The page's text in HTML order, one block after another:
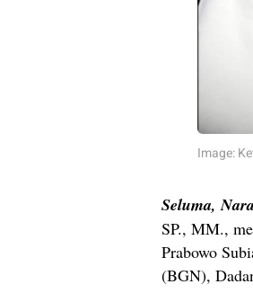
Image:
Seluma,
SP., MM.,
Prabowo
(BGN),